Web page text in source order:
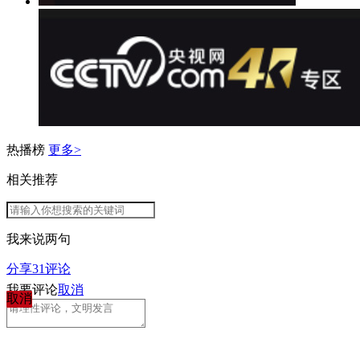
热播榜 更多>
相关推荐
我来说两句
分享31评论
取消
我要评论取消